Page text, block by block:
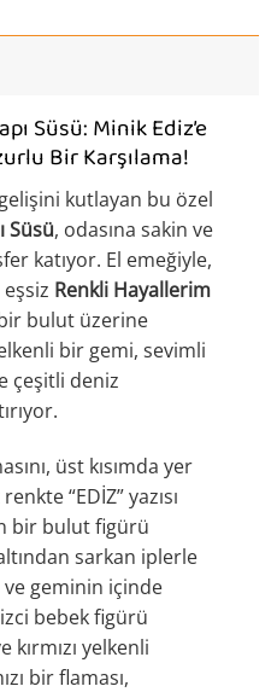
Süsü: Minik Ediz’e
Bir Karşılama!
kutlayan bu özel
Süsü, odasına sakin ve
katıyor. El emeğiyle,
Renkli Hayallerim
bulut üzerine
bir gemi, sevimli
çeşitli deniz
üst kısımda yer
“EDİZ” yazısı
bir bulut figürü
sarkan iplerle
ve geminin içinde
bebek figürü
yelkenli
bir flaması,